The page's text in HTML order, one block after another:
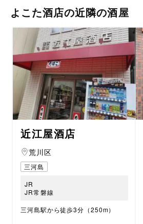
よこた酒店の近隣の酒屋
近江屋酒店
荒川区
三河島
JR
JR常磐線
三河島駅から徒歩3分（250m）